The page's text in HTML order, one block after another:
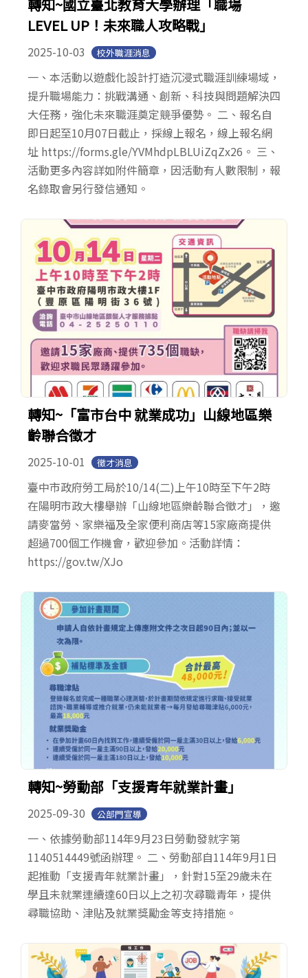
轉知~國立臺北教育大學辦理「職場
LEVEL UP！未來職人攻略戰」
2025-10-03 校外職涯消息
一、本活動以遊戲化設計打造沉浸式職涯訓練場域，
提升職場能力：挑戰溝通、創新、科技與問題解決四
大任務，強化未來職涯奠定競爭優勢。 二、報名自
即日起至10月07日截止，採線上報名，線上報名網
址 https://forms.gle/YVMhdpLBLUiZqZx26。 三、
活動更多內容詳如附件簡章，因活動有人數限制，報
名錄取會另行發信通知。
轉知~「富市台中 就業成功」山線地區樂
齡聯合徵才
2025-10-01 徵才消息
臺中市政府勞工局於10/14(二)上午10時至下午2時
在陽明市政大樓舉辦「山線地區樂齡聯合徵才」，邀
請麥當勞、家樂福及全家便利商店等15家廠商提供
超過700個工作機會，歡迎參加。活動詳情：
https://gov.tw/XJo
轉知~勞動部「支援青年就業計畫」
2025-09-30 公部門宣導
一、依據勞動部114年9月23日勞動發就字第
1140514449號函辦理。 二、勞動部自114年9月1日
起推動「支援青年就業計畫」，針對15至29歲未在
學且未就業連續達60日以上之初次尋職青年，提供
尋職協助、津貼及就業獎勵金等支持措施。